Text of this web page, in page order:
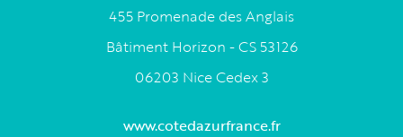
455 Promenade des Anglais
Bâtiment Horizon - CS 53126
06203 Nice Cedex 3
www.cotedazurfrance.fr